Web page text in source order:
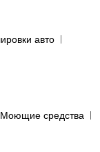
авто
Моющие средства